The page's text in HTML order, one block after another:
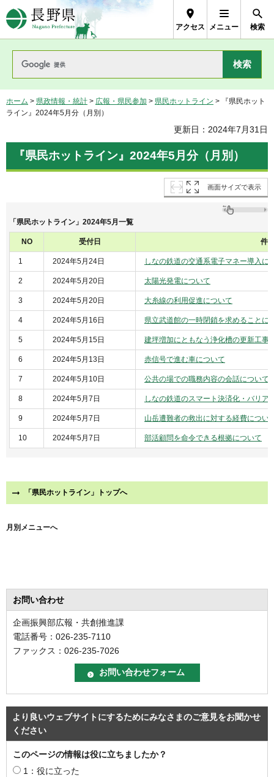
長野県Nagano Prefecture
アクセス メニュー 検索
ホーム > 県政情報・統計 > 広報・県民参加 > 県民ホットライン > 『県民ホット
ライン』2024年5月分（月別）
更新日：2024年7月31日
『県民ホットライン』2024年5月分（月別）
画面サイズで表示
「県民ホットライン」2024年5月一覧
NO 受付日 件
1 2024年5月24日 しなの鉄道の交通系電子マネー導入に
2 2024年5月20日 太陽光発電について
3 2024年5月20日 大糸線の利用促進について
4 2024年5月16日 県立武道館の一時閉鎖を求めることに
5 2024年5月15日 建坪増加にともなう浄化槽の更新工事
6 2024年5月13日 赤信号で進む車について
7 2024年5月10日 公共の場での職務内容の会話について
8 2024年5月7日 しなの鉄道のスマート決済化・バリア
9 2024年5月7日 山岳遭難者の救出に対する経費につい
10 2024年5月7日 部活顧問を命令できる根拠について
「県民ホットライン」トップへ
月別メニューへ
お問い合わせ
企画振興部広報・共創推進課
電話番号：026-235-7110
ファックス：026-235-7026
より良いウェブサイトにするためにみなさまのご意見をお聞かせ
ください
このページの情報は役に立ちましたか？
1：役に立った